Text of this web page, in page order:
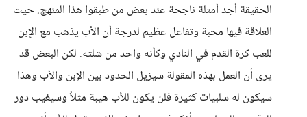
الحقيقة أجد أمثلة ناجحة عند بعض من طبقوا هذا المنهج. حيث
العلاقة فيها محبة وتفاعل عظيم لدرجة أن الأب يذهب مع الإبن
للعب كرة القدم في النادي وكأنه واحد من شلته. لكن البعض قد
يرى أن العمل بهذه المقولة سيزيل الحدود بين الإبن والأب وهذا
سيكون له سلبيات كثيرة فلن يكون للأب هيبة مثلاً وسيغيب دور